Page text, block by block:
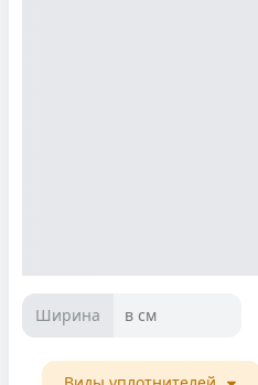
в см
Ширина